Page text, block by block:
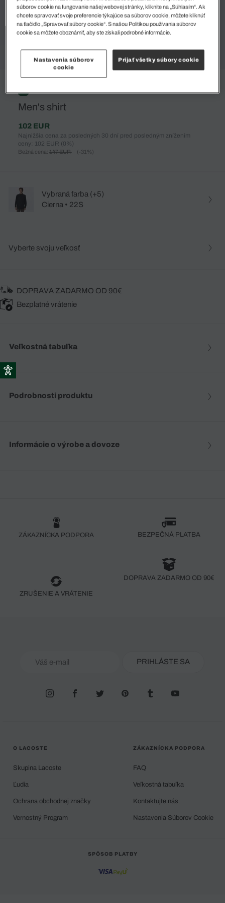
%
Men's shirt
102 EUR
Najnižšia cena za posledných 30 dní pred posledným znížením
ceny: 102 EUR (0%)
Bežná cena: 147 EUR (-31%)
Vybraná farba (+5)
Cierna • 22S
Vyberte svoju veľkosť
DOPRAVA ZADARMO OD 90€
Bezplatné vrátenie
Veľkostná tabuľka
Podrobnosti produktu
Informácie o výrobe a dovoze
ZÁKAZNÍCKA PODPORA BEZPEČNÁ PLATBA
ZRUŠENIE A VRÁTENIE
DOPRAVA ZADARMO OD 90€
PRIHLÁSTE SA
O LACOSTE
Skupina Lacoste
Ľudia
Ochrana obchodnej značky
Vernostný Program
ZÁKAZNÍCKA PODPORA
FAQ
Veľkostná tabuľka
Kontaktujte nás
Nastavenia Súborov Cookie
SPÔSOB PLATBY
súborov cookie na fungovanie našej webovej stránky, kliknite na „Súhlasím“. Ak
chcete spravovať svoje preferencie týkajúce sa súborov cookie, môžete kliknúť
na tlačidlo „Spravovať súbory cookie“. S našou Politikou používania súborov
cookie sa môžete oboznámiť, aby ste získali podrobné informácie.
Nastavenia súborov
cookie
Prijať všetky súbory cookie